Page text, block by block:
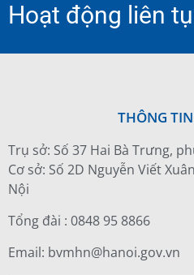
Hoạt động liên
THÔNG
Trụ sở: Số 37 Hai Bà Trưng,
Cơ sở: Số 2D Nguyễn Viết
Nội
Tổng đài : 0848 95 8866
Email: bvmhn@hanoi.gov.vn